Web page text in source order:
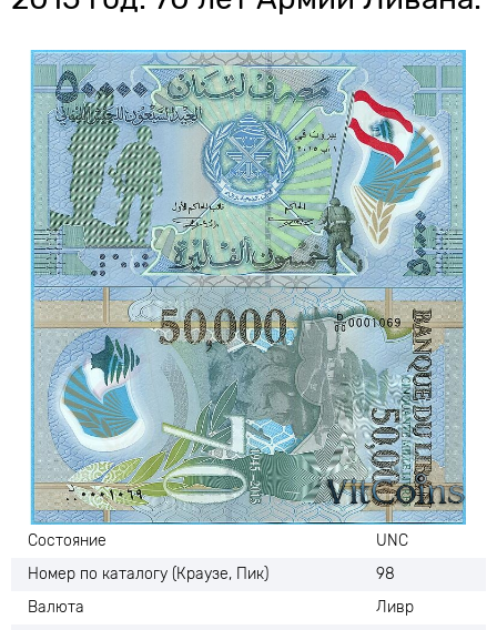
Состояние
UNC
Номер по каталогу (Краузе, Пик)
98
Валюта
Ливр